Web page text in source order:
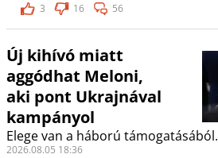
3
16 56
Új kihívó miatt
aggódhat Meloni,
aki pont Ukrajnával
kampányol
Elege van a háború támogatásából.
2026.08.05 18:36